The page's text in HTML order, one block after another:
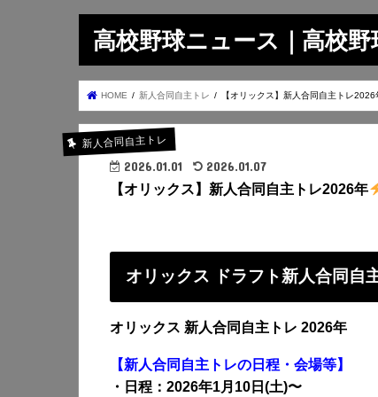
高校野球ニュース｜高校
HOME 新人合同自主トレ 【オリックス】新人合同自主トレ2026
新人合同自主トレ
2026.01.01 2026.01.07
【オリックス】新人合同自主トレ2026年
オリックス ドラフト新人合同自
オリックス 新人合同自主トレ 2026年
【新人合同自主トレの日程・会場等】
・日程：2026年1月10日(土)〜